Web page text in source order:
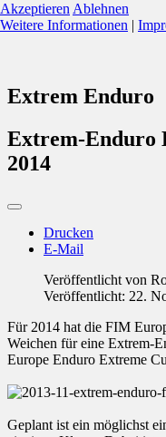
Extrem Enduro
Extrem-Enduro
2014
Drucken
E-Mail
Veröffentlicht von
Veröffentlicht: 22.
Für 2014 hat die FIM
Weichen für eine Extrem-
Europe Enduro Extreme
Geplant ist ein möglichst
Akzeptieren Ablehnen
Weitere Informationen |